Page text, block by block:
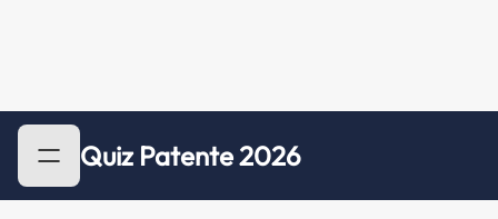
Quiz Patente 2026